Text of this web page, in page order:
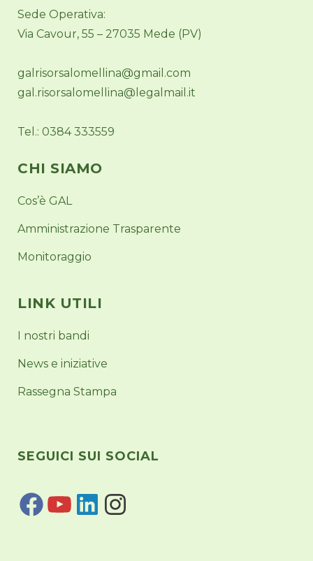
Sede Operativa:
Via Cavour, 55 – 27035 Mede (PV)
galrisorsalomellina@gmail.com
gal.risorsalomellina@legalmail.it
Tel.: 0384 333559
CHI SIAMO
Cos’è GAL
Amministrazione Trasparente
Monitoraggio
LINK UTILI
I nostri bandi
News e iniziative
Rassegna Stampa
SEGUICI SUI SOCIAL